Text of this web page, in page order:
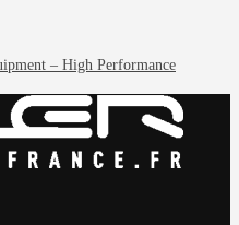
– High Performance